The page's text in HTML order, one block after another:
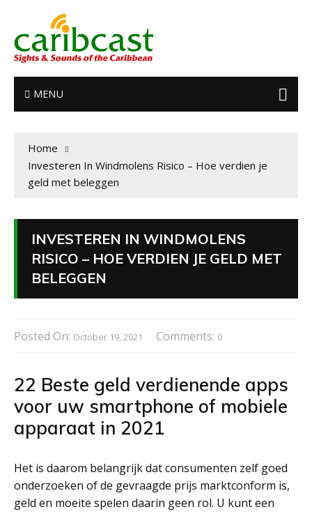
MENU
Home
Investeren In Windmolens Risico – Hoe verdien je
geld met beleggen
INVESTEREN IN WINDMOLENS
RISICO – HOE VERDIEN JE GELD MET
BELEGGEN
Posted On: October 19, 2021 Comments: 0
22 Beste geld verdienende apps
voor uw smartphone of mobiele
apparaat in 2021
Het is daarom belangrijk dat consumenten zelf goed
onderzoeken of de gevraagde prijs marktconform is,
geld en moeite spelen daarin geen rol. U kunt een